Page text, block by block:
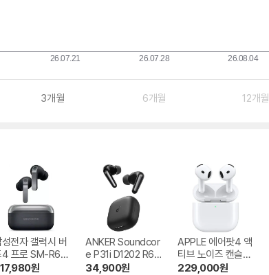
3개월 6개월 12개월
전자 갤럭시 버
4 프로 SM-R64
원
ANKER Soundcor
e P31i D1202 R60
i NC
34,900원
APPLE 에어팟4 액
티브 노이즈 캔슬링
MXP93KH/A
229,000원